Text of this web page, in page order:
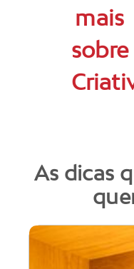
mais
sobre
As dicas